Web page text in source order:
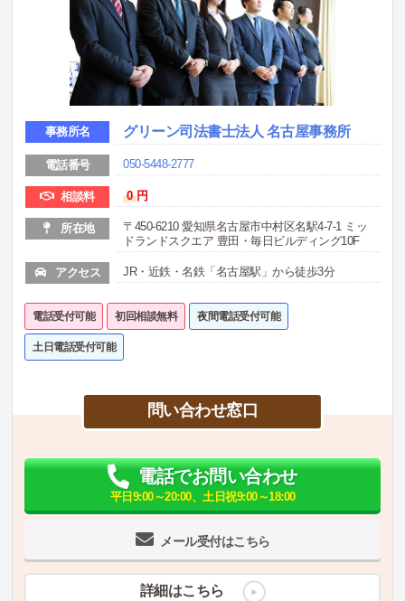
事務所名 グリーン司法書士法人 名古屋事務所
電話番号 050-5448-2777
相談料 0 円
所在地
〒450-6210 愛知県名古屋市中村区名駅4-7-1 ミッ
ドランドスクエア 豊田・毎日ビルディング10F
アクセス JR・近鉄・名鉄「名古屋駅」から徒歩3分
電話受付可能 初回相談無料 夜間電話受付可能
土日電話受付可能
問い合わせ窓口
メール受付はこちら
電話でお問い合わせ
平日9:00～20:00、土日祝9:00～18:00
詳細はこちら